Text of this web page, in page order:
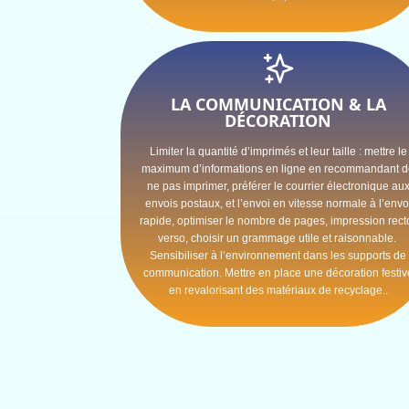
LA COMMUNICATION & LA
DÉCORATION
Limiter la quantité d’imprimés et leur taille : mettre le
maximum d’informations en ligne en recommandant
ne pas imprimer, préférer le courrier électronique aux
envois postaux, et l’envoi en vitesse normale à
rapide, optimiser le nombre de pages, impression
verso, choisir un grammage utile et raisonnable.
Sensibiliser à l’environnement dans les supports de
communication. Mettre en place une décoration
en revalorisant des matériaux de recyclage..